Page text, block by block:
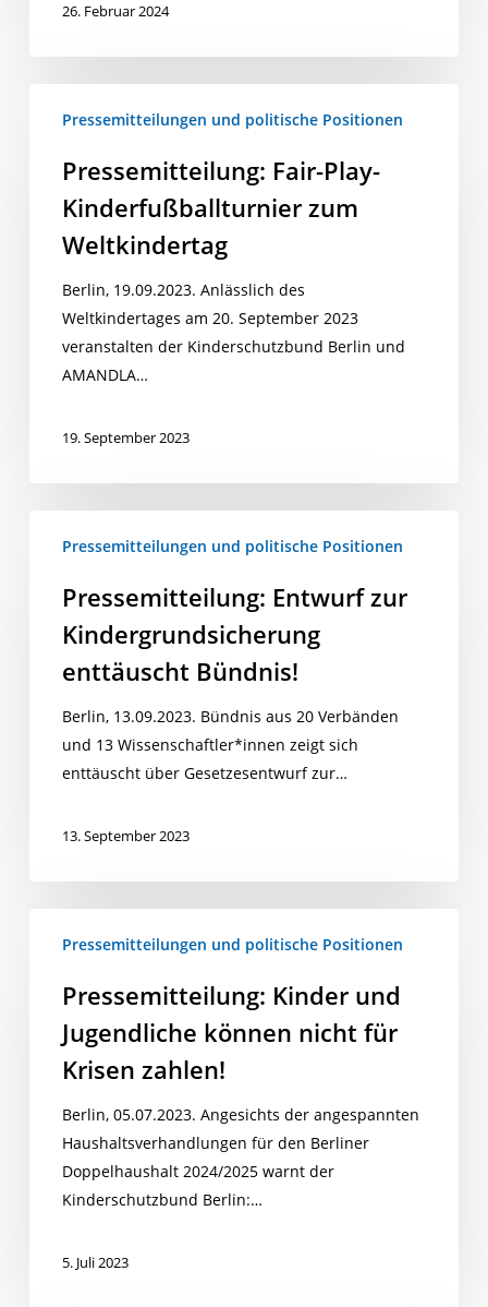
26. Februar 2024
Kinderfußballturnier
Weltkindertag
Pressemitteilungen und politische Positionen
Pressemitteilung: Fair-Play-
Kinderfußballturnier zum
Weltkindertag
Berlin, 19.09.2023. Anlässlich des
Weltkindertages am 20. September 2023
veranstalten der Kinderschutzbund Berlin und
AMANDLA…
19. September 2023
Entwurf
Kindergrundsicherung
enttäuscht
Bündnis!
Pressemitteilungen und politische Positionen
Pressemitteilung: Entwurf zur
Kindergrundsicherung
enttäuscht Bündnis!
Berlin, 13.09.2023. Bündnis aus 20 Verbänden
und 13 Wissenschaftler*innen zeigt sich
enttäuscht über Gesetzesentwurf zur…
13. September 2023
Kinder
Jugendliche
können
nicht
Krisen
zahlen!
Pressemitteilungen und politische Positionen
Pressemitteilung: Kinder und
Jugendliche können nicht für
Krisen zahlen!
Berlin, 05.07.2023. Angesichts der angespannten
Haushaltsverhandlungen für den Berliner
Doppelhaushalt 2024/2025 warnt der
Kinderschutzbund Berlin:…
5. Juli 2023